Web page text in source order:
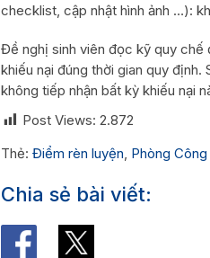
checklist, cập nhật hình ảnh …):
Đề nghị sinh viên đọc kỹ quy chế
khiếu nại đúng thời gian quy
không tiếp nhận bất kỳ khiếu nại
Post Views: 2.872
Thẻ: Điểm rèn luyện, Phòng
Chia sẻ bài viết: